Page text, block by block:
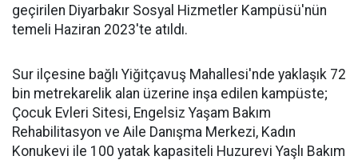
geçirilen Diyarbakır Sosyal Hizmetler Kampüsü'nün
temeli Haziran 2023'te atıldı.
Sur ilçesine bağlı Yiğitçavuş Mahallesi'nde yaklaşık 72
bin metrekarelik alan üzerine inşa edilen kampüste;
Çocuk Evleri Sitesi, Engelsiz Yaşam Bakım
Rehabilitasyon ve Aile Danışma Merkezi, Kadın
Konukevi ile 100 yatak kapasiteli Huzurevi Yaşlı Bakım